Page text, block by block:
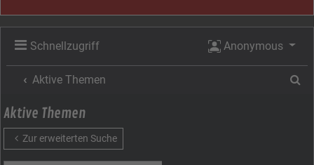
Schnellzugriff Anonymous
Aktive Themen
Aktive Themen
Zur erweiterten Suche